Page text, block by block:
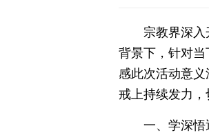
宗教界深入
背景下，针对
感此次活动意
戒上持续发力，
一、学深悟